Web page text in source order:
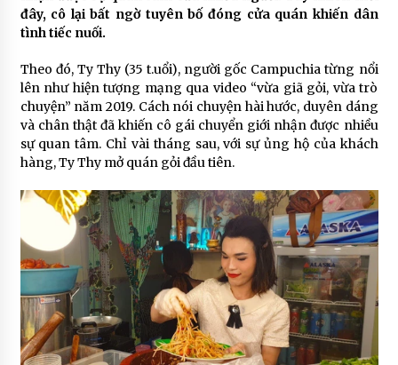
đây, cô lại bất ngờ tuyên bố đóng cửa quán khiến dân
tình tiếc nuối.
Theo đó, Ty Thy (35 t.uổi), người gốc Campuchia từng nổi
lên như hiện tượng mạng qua video “vừa giã gỏi, vừa trò
chuyện” năm 2019. Cách nói chuyện hài hước, duyên dáng
và chân thật đã khiến cô gái chuyển giới nhận được nhiều
sự quan tâm. Chỉ vài tháng sau, với sự ủng hộ của khách
hàng, Ty Thy mở quán gỏi đầu tiên.